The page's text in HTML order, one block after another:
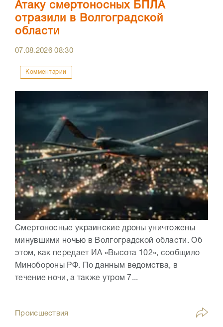
Атаку смертоносных БПЛА
отразили в Волгоградской
области
07.08.202608:30
Комментарии
Смертоносные украинские дроны уничтожены
минувшими ночью в Волгоградской области. Об
этом, как передает ИА «Высота 102», сообщило
Минобороны РФ. По данным ведомства, в
течение ночи, а также утром 7...
Происшествия